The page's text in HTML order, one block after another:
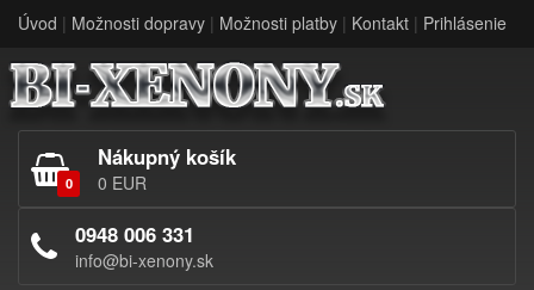
Úvod | Možnosti dopravy | Možnosti platby | Kontakt | Prihlásenie
0
Nákupný košík
0 EUR
0948 006 331
info@bi-xenony.sk